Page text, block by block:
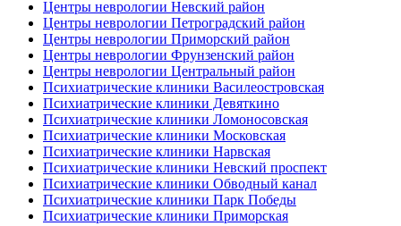
Центры неврологии Невский район
Центры неврологии Петроградский район
Центры неврологии Приморский район
Центры неврологии Фрунзенский район
Центры неврологии Центральный район
Психиатрические клиники Василеостровская
Психиатрические клиники Девяткино
Психиатрические клиники Ломоносовская
Психиатрические клиники Московская
Психиатрические клиники Нарвская
Психиатрические клиники Невский проспект
Психиатрические клиники Обводный канал
Психиатрические клиники Парк Победы
Психиатрические клиники Приморская